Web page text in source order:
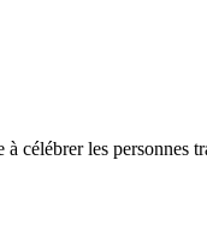
les personnes